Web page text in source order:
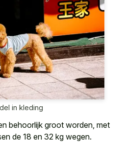
in kleding
behoorlijk groot worden, met
de 18 en 32 kg wegen.